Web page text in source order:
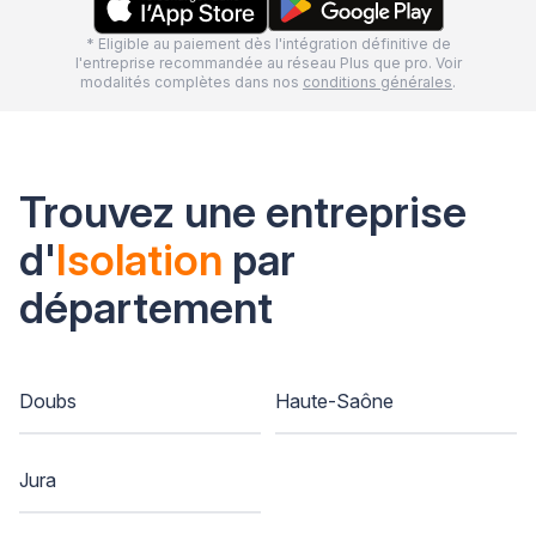
* Eligible au paiement dès l'intégration définitive de
l'entreprise recommandée au réseau Plus que pro. Voir
modalités complètes dans nos conditions générales.
Trouvez une entreprise
d'Isolation par
département
Doubs Haute-Saône
Jura